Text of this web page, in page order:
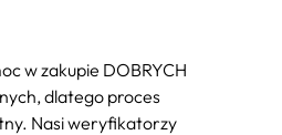
w zakupie DOBRYCH
dlatego proces
Nasi weryfikatorzy